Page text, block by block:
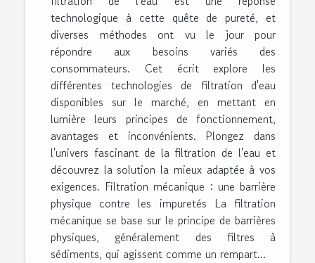
technologique à cette quête de pureté, et
diverses méthodes ont vu le jour pour
répondre aux besoins variés des
consommateurs. Cet écrit explore les
différentes technologies de filtration d'eau
disponibles sur le marché, en mettant en
lumière leurs principes de fonctionnement,
avantages et inconvénients. Plongez dans
l'univers fascinant de la filtration de l'eau et
découvrez la solution la mieux adaptée à vos
exigences. Filtration mécanique : une barrière
physique contre les impuretés La filtration
mécanique se base sur le principe de barrières
physiques, généralement des filtres à
sédiments, qui agissent comme un rempart...